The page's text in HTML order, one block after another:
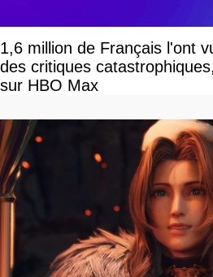
1,6 million de Français l'ont
des critiques
sur HBO Max